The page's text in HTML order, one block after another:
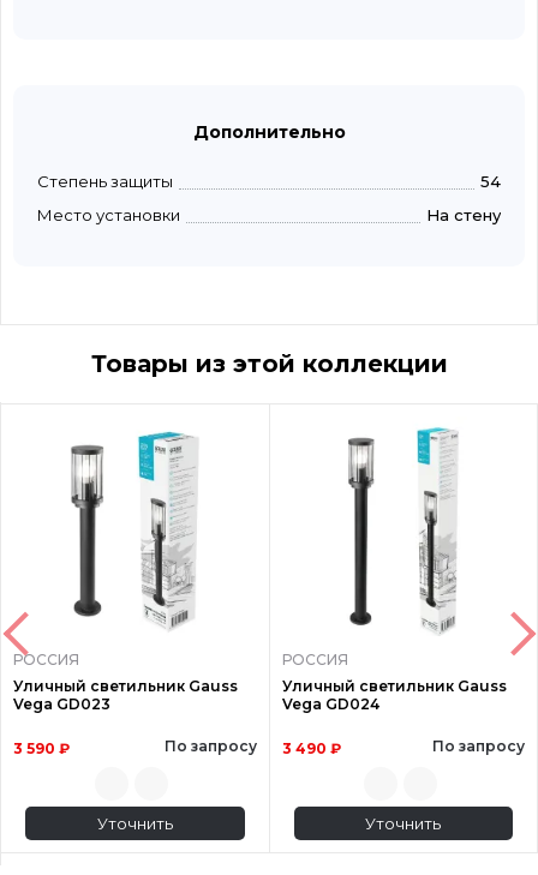
Дополнительно
Степень защиты
54
Место установки
На стену
Товары из этой коллекции
РОССИЯ
Уличный светильник Gauss
Vega GD023
3 590 ₽ По запросу
Уточнить
РОССИЯ
Уличный светильник Gauss
Vega GD024
3 490 ₽ По запросу
Уточнить